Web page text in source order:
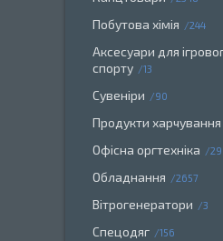
Побутова хімія 244
Аксесуари для
спорту
13
Сувеніри 90
Продукти харчування
Офісна оргтехніка
Обладнання 2657
Вітрогенератори 3
Спецодяг 156